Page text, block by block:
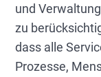
und
zu
dass alle
Prozesse,